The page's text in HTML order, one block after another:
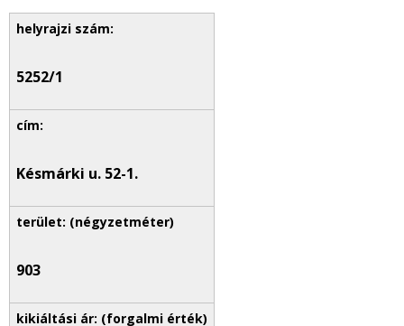
5252/1
Késmárki u. 52-1.
903